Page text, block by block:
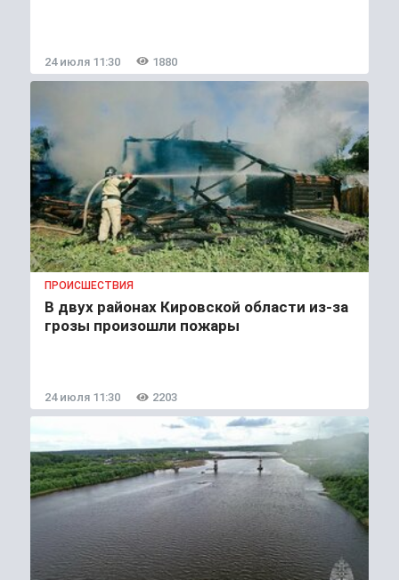
24 июля 11:30 1880
ПРОИСШЕСТВИЯ
В двух районах Кировской области из-за
грозы произошли пожары
24 июля 11:30 2203